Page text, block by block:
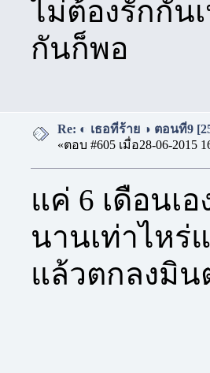
ไม่ต้องรักกัน
กันก็พอ
Re: ◐ เธอที่ร้าย ◑ ตอนที่9
«ตอบ #605 เมื่อ28-06-2015
แค่ 6 เดือนเ
นานเท่าไหร่
แล้วตกลงมิน